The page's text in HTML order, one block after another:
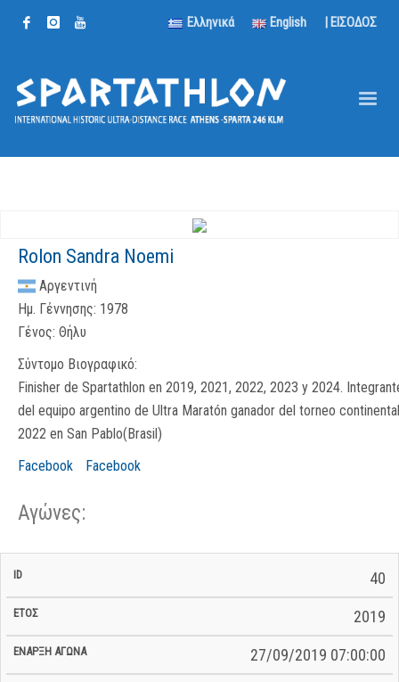
Ελληνικά English | ΕΙΣΟΔΟΣ
Rolon Sandra Noemi
Αργεντινή
Ημ. Γέννησης: 1978
Γένος: Θήλυ
Σύντομο Βιογραφικό:
Finisher de Spartathlon en 2019, 2021, 2022, 2023 y 2024.
del equipo argentino de Ultra Maratón ganador del torneo continental
2022 en San Pablo(Brasil)
Facebook
Facebook
Αγώνες:
Αγώνα
Ημερομηνία
40
2019
27/09/2019 07:00:00